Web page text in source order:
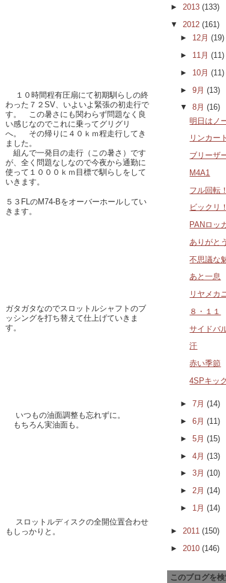
１０時間程有圧扇にて初期馴らしの終
わった７２SV、いよいよ緊張の初走行で
す。 この暑さにも関わらず問題なく良
い感じなのでこれに乗ってグリグリ
へ。 その帰りに４０ｋｍ程走行してき
ました。
組んで一発目の走行（この暑さ）です
が、全く問題なしなので今夜から通勤に
使って１０００ｋｍ目標で馴らしをして
いきます。
５３FLのM74-Bをオーバーホールしてい
きます。
ガタガタなのでスロットルシャフトのブ
ッシングを打ち替えて仕上げていきま
す。
いつもの油面調整も忘れずに。
もちろん実油面も。
スロットルディスクの全開位置合わせ
もしっかりと。
► 2013 (133)
▼ 2012 (161)
► 12月 (19)
► 11月 (11)
► 10月 (11)
► 9月 (13)
▼ 8月 (16)
明日はノ
リンカー
ブリーザ
M4A1
フル回転
ビックリ
PANロッ
ありがと
不思議な
あと一息
リヤメカ
８・１１
サイドバ
汗
赤い季節
4SPキッ
► 7月 (14)
► 6月 (11)
► 5月 (15)
► 4月 (13)
► 3月 (10)
► 2月 (14)
► 1月 (14)
► 2011 (150)
► 2010 (146)
このブログを